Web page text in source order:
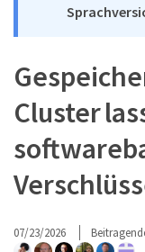
Cluster
07/23/2026